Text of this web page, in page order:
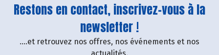
Restons en contact, inscrivez-vous à la
newsletter !
....et retrouvez nos offres, nos événements et nos